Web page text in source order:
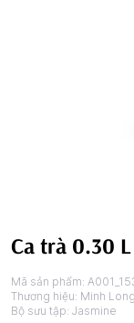
Ca trà 0.30
Mã sản phẩm:
Thương hiệu: Minh Long
Bộ sưu tập: Jasmine